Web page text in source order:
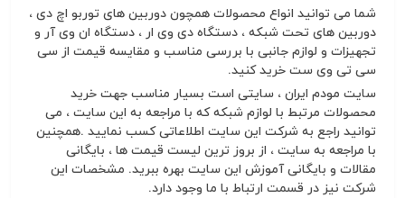
شما می توانید انواع محصولات همچون دوربین های توربو اچ دی ،
دوربین های تحت شبکه ، دستگاه دی وی ار ، دستگاه ان وی آر و
تجهیزات و لوازم جانبی با بررسی مناسب و مقایسه قیمت از سی
سی تی وی ست خرید کنید.
سایت مودم ایران ، سایتی است بسیار مناسب جهت خرید
محصولات مرتبط با لوازم شبکه که با مراجعه به این سایت ، می
توانید راجع به شرکت این سایت اطلاعاتی کسب نمایید .همچنین
با مراجعه به سایت ، از بروز ترین لیست قیمت ها ، بایگانی
مقالات و بایگانی آموزش این سایت بهره ببرید. مشخصات این
شرکت نیز در قسمت ارتباط با ما وجود دارد.